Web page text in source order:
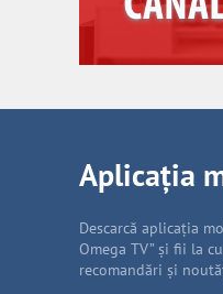
Aplicația
Descarcă aplicația
Omega TV” și fii la
recomandări și